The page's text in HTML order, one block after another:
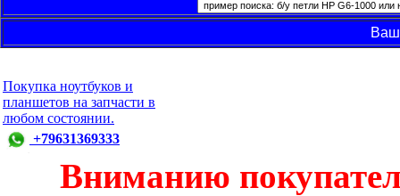
Покупка ноутбуков и
планшетов на запчасти в
любом состоянии.
+79631369333
Вниманию